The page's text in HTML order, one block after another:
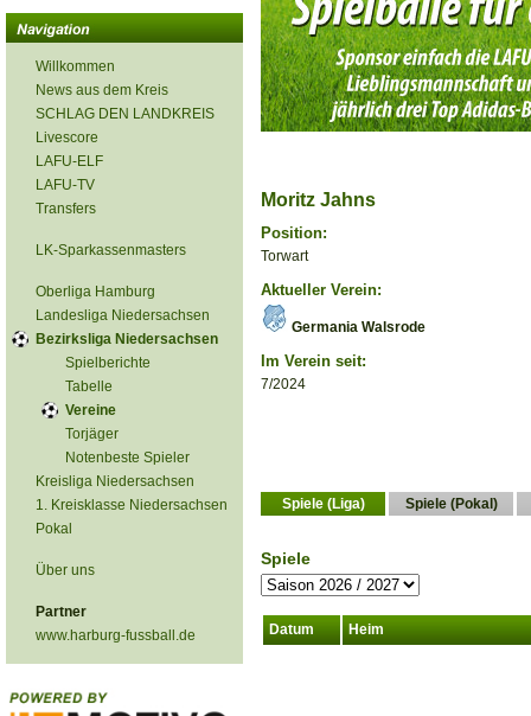
Willkommen
News aus dem Kreis
SCHLAG DEN LANDKREIS
Livescore
LAFU-ELF
LAFU-TV
Transfers
LK-Sparkassenmasters
Oberliga Hamburg
Landesliga Niedersachsen
Bezirksliga Niedersachsen
Spielberichte
Tabelle
Vereine
Torjäger
Notenbeste Spieler
Kreisliga Niedersachsen
1. Kreisklasse Niedersachsen
Pokal
Über uns
Partner
www.harburg-fussball.de
Moritz Jahns
Position:
Torwart
Aktueller Verein:
Germania Walsrode
Im Verein seit:
7/2024
Spiele (Liga) Spiele (Pokal)
Spiele
Datum Heim